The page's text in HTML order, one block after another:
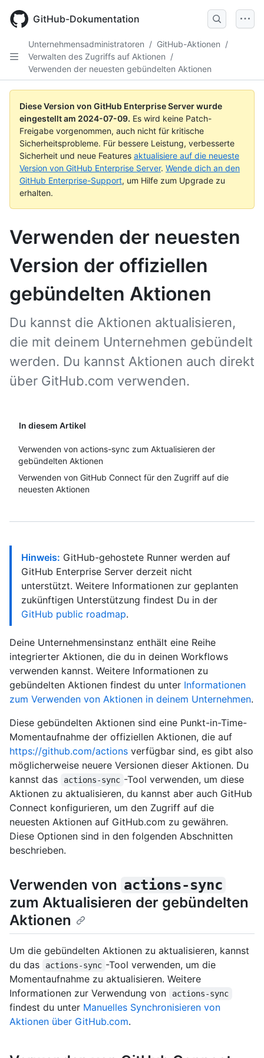
main
GitHub-Dokumentation
Unternehmensadministratoren / GitHub-Aktionen /
Verwalten des Zugriffs auf Aktionen /
Verwenden der neuesten gebündelten Aktionen
Diese Version von GitHub Enterprise Server wurde
eingestellt am 2024-07-09. Es wird keine Patch-
Freigabe vorgenommen, auch nicht für kritische
Sicherheitsprobleme. Für bessere Leistung, verbesserte
Sicherheit und neue Features aktualisiere auf die neueste
Version von GitHub Enterprise Server. Wende dich an den
GitHub Enterprise-Support, um Hilfe zum Upgrade zu
erhalten.
Verwenden der neuesten
Version der offiziellen
gebündelten Aktionen
Du kannst die Aktionen aktualisieren,
die mit deinem Unternehmen gebündelt
werden. Du kannst Aktionen auch direkt
über GitHub.com verwenden.
In diesem Artikel
Verwenden von actions-sync zum Aktualisieren der
gebündelten Aktionen
Verwenden von GitHub Connect für den Zugriff auf die
neuesten Aktionen
Hinweis: GitHub-gehostete Runner werden auf
GitHub Enterprise Server derzeit nicht
unterstützt. Weitere Informationen zur geplanten
zukünftigen Unterstützung findest Du in der
GitHub public roadmap.
Deine Unternehmensinstanz enthält eine Reihe
integrierter Aktionen, die du in deinen Workflows
verwenden kannst. Weitere Informationen zu
gebündelten Aktionen findest du unter Informationen
zum Verwenden von Aktionen in deinem Unternehmen.
Diese gebündelten Aktionen sind eine Punkt-in-Time-
Momentaufnahme der offiziellen Aktionen, die auf
https://github.com/actions verfügbar sind, es gibt also
möglicherweise neuere Versionen dieser Aktionen. Du
kannst das
actions-sync -Tool verwenden, um diese
Aktionen zu aktualisieren, du kannst aber auch GitHub
Connect konfigurieren, um den Zugriff auf die
neuesten Aktionen auf GitHub.com zu gewähren.
Diese Optionen sind in den folgenden Abschnitten
beschrieben.
Verwenden von actions-sync
zum Aktualisieren der gebündelten
Aktionen
Um die gebündelten Aktionen zu aktualisieren, kannst
du das
actions-sync -Tool verwenden, um die
Momentaufnahme zu aktualisieren. Weitere
Informationen zur Verwendung von
actions-sync
findest du unter Manuelles Synchronisieren von
Aktionen über GitHub.com.